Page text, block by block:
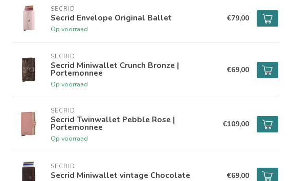
SECRID
Secrid Envelope Original Ballet
Op voorraad
€79,00
SECRID
Secrid Miniwallet Crunch Bronze |
Portemonnee
Op voorraad
€69,00
SECRID
Secrid Twinwallet Pebble Rose |
Portemonnee
Op voorraad
€109,00
SECRID
Secrid Miniwallet vintage Chocolate €69,00